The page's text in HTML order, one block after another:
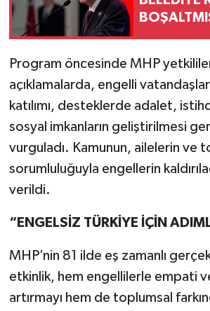
Program öncesinde MHP
açıklamalarda, engelli
katılımı, desteklerde adalet,
sosyal imkanların geliştirilmesi
vurguladı. Kamunun, ailelerin ve
sorumluluğuyla engellerin
verildi.
“ENGELSİZ TÜRKİYE İÇİN
MHP’nin 81 ilde eş zamanlı
etkinlik, hem engellilerle empati
artırmayı hem de toplumsal